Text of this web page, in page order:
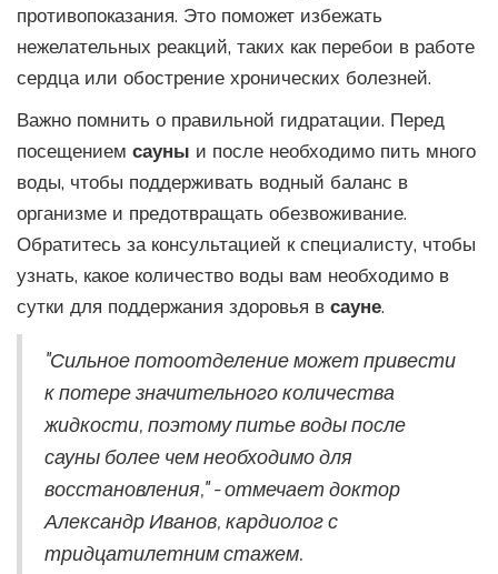
противопоказания. Это поможет избежать
нежелательных реакций, таких как перебои в работе
сердца или обострение хронических болезней.
Важно помнить о правильной гидратации. Перед
посещением сауны и после необходимо пить много
воды, чтобы поддерживать водный баланс в
организме и предотвращать обезвоживание.
Обратитесь за консультацией к специалисту, чтобы
узнать, какое количество воды вам необходимо в
сутки для поддержания здоровья в сауне.
"Сильное потоотделение может привести
к потере значительного количества
жидкости, поэтому питье воды после
сауны более чем необходимо для
восстановления," - отмечает доктор
Александр Иванов, кардиолог с
тридцатилетним стажем.